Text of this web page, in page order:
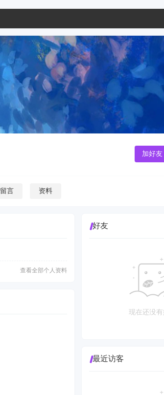
加好友
留言 资料
查看全部个人资料
好友
现在还没有
最近访客